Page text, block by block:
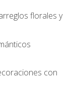
florales y
con